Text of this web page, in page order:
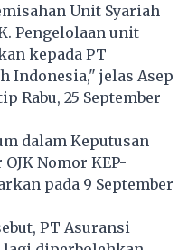
Unit Syariah
Pengelolaan unit
kepada PT
Indonesia," jelas Asep
Rabu, 25 September
dalam Keputusan
Nomor KEP-
pada 9 September
PT Asuransi